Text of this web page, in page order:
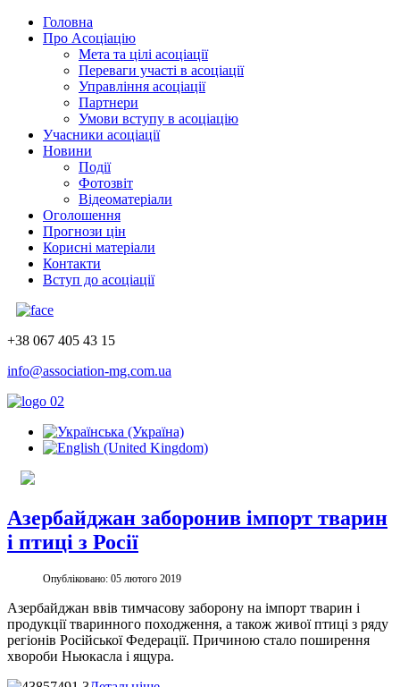
Головна
Про Асоціацію
Мета та цілі асоціації
Переваги участі в асоціації
Управління асоціації
Партнери
Умови вступу в асоціацію
Учасники асоціації
Новини
Події
Фотозвіт
Відеоматеріали
Оголошення
Прогнози цін
Корисні матеріали
Контакти
Вступ до асоціації
+38 067 405 43 15
info@association-mg.com.ua
Азербайджан заборонив імпорт тварин
і птиці з Росії
Опубліковано: 05 лютого 2019
Азербайджан ввів тимчасову заборону на імпорт тварин і
продукції тваринного походження, а також живої птиці з ряду
регіонів Російської Федерації. Причиною стало поширення
хвороби Ньюкасла і ящура.